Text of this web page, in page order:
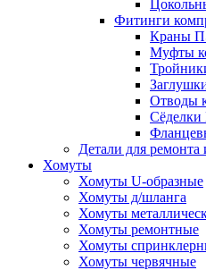
Фитинги
Краны
Муфты
Отводы
Детали для ремонта
Хомуты
Хомуты U-образные
Хомуты д/шланга
Хомуты
Хомуты ремонтные
Хомуты
Хомуты червячные